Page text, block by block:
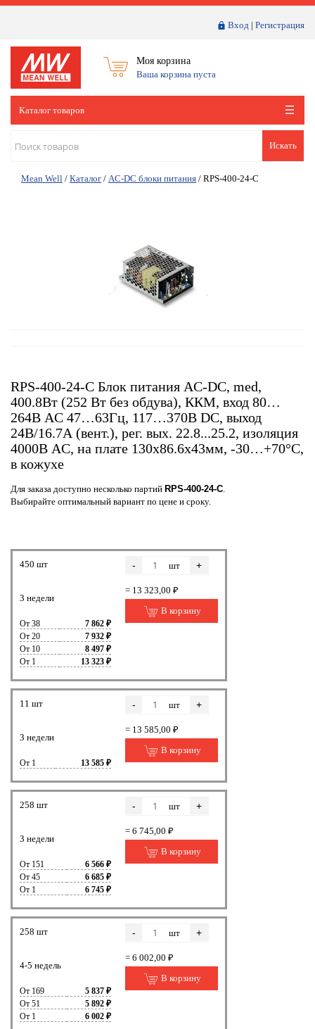
Вход | Регистрация
Моя корзина
Ваша корзина пуста
Каталог товаров
Искать
Mean Well / Каталог / AC-DC блоки питания / RPS-400-24-C
RPS-400-24-C Блок питания AC-DC, med,
400.8Вт (252 Вт без обдува), ККМ, вход 80…
264В AC 47…63Гц, 117…370B DC, выход
24В/16.7А (вент.), рег. вых. 22.8...25.2, изоляция
4000В AC, на плате 130х86.6х43мм, -30…+70°С,
в кожухе
Для заказа доступно несколько партий RPS-400-24-C
Выбирайте оптимальный вариант по цене и сроку.
450 шт
3 недели
От 38
7 862 ₽
От 20
7 932 ₽
От 10
8 497 ₽
От 1
13 323 ₽
- шт +
= 13 323,00 ₽
В корзину
11 шт
3 недели
От 1 13 585 ₽
- шт +
= 13 585,00 ₽
В корзину
258 шт
3 недели
От 151
6 566 ₽
От 45
6 685 ₽
От 1
6 745 ₽
- шт +
= 6 745,00 ₽
В корзину
258 шт
4-5 недель
От 169
5 837 ₽
От 51
5 892 ₽
От 1
6 002 ₽
- шт +
= 6 002,00 ₽
В корзину